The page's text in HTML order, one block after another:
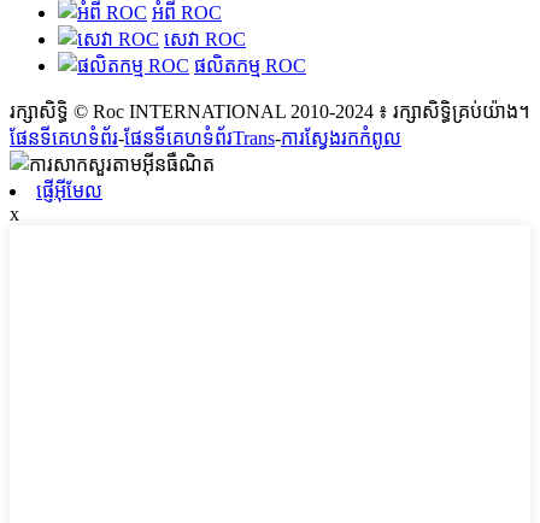
អំពី ROC
សេវា ROC
ផលិតកម្ម ROC
រក្សាសិទ្ធិ © Roc INTERNATIONAL 2010-2024 ៖ រក្សាសិទ្ធិគ្រប់យ៉ាង។
ផែនទីគេហទំព័រ-ផែនទីគេហទំព័រTrans-ការស្វែងរកកំពូល
ផ្ញើអ៊ីមែល
x